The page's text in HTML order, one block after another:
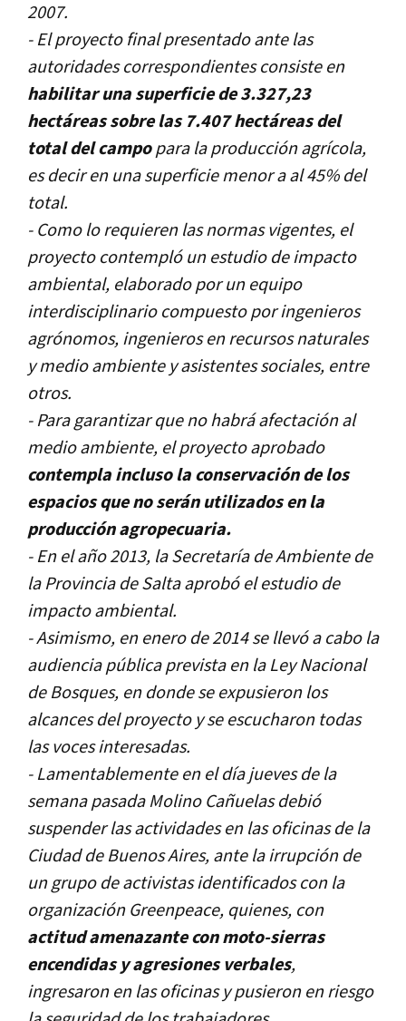
2007.
- El proyecto final presentado ante las
autoridades correspondientes consiste en
habilitar una superficie de 3.327,23
hectáreas sobre las 7.407 hectáreas del
total del campopara la producción agrícola,
es decir en una superficie menor a al 45% del
total.
- Como lo requieren las normas vigentes, el
proyecto contempló un estudio de impacto
ambiental, elaborado por un equipo
interdisciplinario compuesto por ingenieros
agrónomos, ingenieros en recursos naturales
y medio ambiente y asistentes sociales, entre
otros.
- Para garantizar que no habrá afectación al
medio ambiente, el proyecto aprobado
contempla incluso la conservación de los
espacios que no serán utilizados en la
producción agropecuaria.
- En el año 2013, la Secretaría de Ambiente de
la Provincia de Salta aprobó el estudio de
impacto ambiental.
- Asimismo, en enero de 2014 se llevó a cabo la
audiencia pública prevista en la Ley Nacional
de Bosques, en donde se expusieron los
alcances del proyecto y se escucharon todas
las voces interesadas.
- Lamentablemente en el día jueves de la
semana pasada Molino Cañuelas debió
suspender las actividades en las oficinas de la
Ciudad de Buenos Aires, ante la irrupción de
un grupo de activistas identificados con la
organización Greenpeace, quienes, con
actitud amenazante con moto-sierras
encendidas y agresiones verbales,
ingresaron en las oficinas y pusieron en riesgo